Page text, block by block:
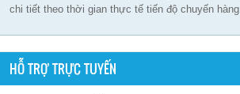
chi tiết theo thời gian thực tế tiến độ chuyến hàng.
HỖ TRỢ TRỰC TUYẾN